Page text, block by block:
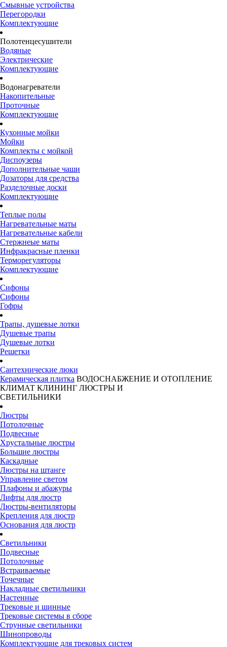
Смывные устройства
Перегородки
Комплектующие
Полотенцесушители
Водяные
Электрические
Комплектующие
Водонагреватели
Накопительные
Проточные
Комплектующие
Кухонные мойки
Мойки
Комплекты с мойкой
Диспоузеры
Дополнительные чаши
Дозаторы для средства
Разделочные доски
Комплектующие
Теплые полы
Нагревательные маты
Нагревательные кабели
Стержнеые маты
Инфракрасные пленки
Терморегуляторы
Комплектующие
Сифоны
Сифоны
Гофры
Трапы, душевые лотки
Душевые трапы
Душевые лотки
Решетки
Сантехнические люки
Керамическая плитка ВОДОСНАБЖЕНИЕ И ОТОПЛЕНИЕ
КЛИМАТ КЛИНИНГ ЛЮСТРЫ И
СВЕТИЛЬНИКИ
Люстры
Потолочные
Подвесные
Хрустальные люстры
Большие люстры
Каскадные
Люстры на штанге
Управление светом
Плафоны и абажуры
Лифты для люстр
Люстры-вентиляторы
Крепления для люстр
Основания для люстр
Светильники
Подвесные
Потолочные
Встраиваемые
Точечные
Накладные светильники
Настенные
Трековые и шинные
Трековые системы в сборе
Струнные светильники
Шинопроводы
Комплектующие для трековых систем